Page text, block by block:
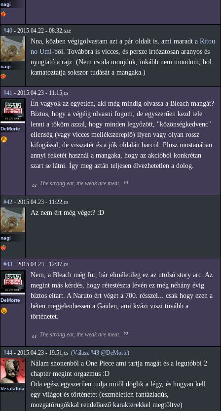
nagi
#40 - 2015.04.22 - 08:32,sze
nagi
Nna, közben végigolvastam azt a pár oldalt is, ami maradt a Ritou
no Umi-ből. Továbbra is vicces, és persze irtózatosan aranyos és
nyugtató a rajz. (Nem csoda monjduk, inkább nem mondom, hol
kamatoztatja sokszor tudását a mangaka.)
#41 - 2015.04.23 - 11:15,cs
DeMorte
Én vagyok az egyetlen, aki még mindig olvassa a Bleach mangát?
Biztos, hogy a végéig olvasni fogom, de egyszerűen kezd tele
lenni a tököm azzal, hogy minden legyőzött, "közönségkedvenc"
ellenség (vagy vicces mellékszereplő) ilyen vagy olyan rossz
kifogással, de visszatér és a jók oldalán harcol. Plusz mostanában
annyi feketét használ a mangaka, hogy az akcióból konkrétan
szart se látni. Így meg aztán teljesen élvezhetetlen a dolog.
The strong eat, the weak are meat.
#42 - 2015.04.23 - 11:22,cs
nagi
Az nem ért még véget? :D
#43 - 2015.04.23 - 12:37,cs
DeMorte
Nem, a Bleach még fut, bár elméletileg ez az utolsó story arc. Az
megint más kérdés, hogy rétestészta lévén ez még néhány évig
biztos eltart. A Naruto ért véget a 700. résszel... csak hogy ezen a
héten megjelenhessen a Gaiden, ami kvázi viszi tovább a
történetet.
The strong eat, the weak are meat.
#44 - 2015.04.23 - 19:51,cs (Válasz #43 @DeMorte)
Veralafutas
Nálam shonenből a One Piece ami tartja magát és a legutóbbi 2
chapter megint orgazmus :D
Oda egész egyszerűen tudja mitől döglik a légy, és hogyan kell
egy világot és történetet (eszméletlen fantáziadús,
mozgatórugókkal rendelkező karakterekkel megtöltve)